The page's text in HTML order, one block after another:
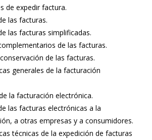
de expedir factura.
las facturas.
las facturas simplificadas.
de las facturas.
de las facturas.
generales de la facturación
la facturación electrónica.
las facturas electrónicas a la
a otras empresas y a consumidores.
técnicas de la expedición de facturas